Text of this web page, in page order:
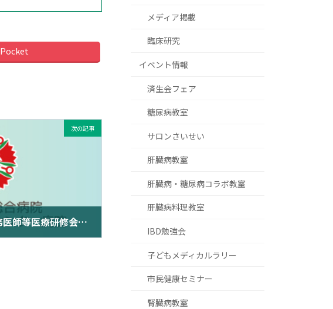
Pocket
次の記事
令和２年度 第１回へき地勤務医師等医療研修会を開催しました！
メディア掲載
臨床研究
イベント情報
済生会フェア
糖尿病教室
サロンさいせい
肝臓病教室
肝臓病・糖尿病コラボ教室
肝臓病料理教室
IBD勉強会
子どもメディカルラリー
市民健康セミナー
腎臓病教室